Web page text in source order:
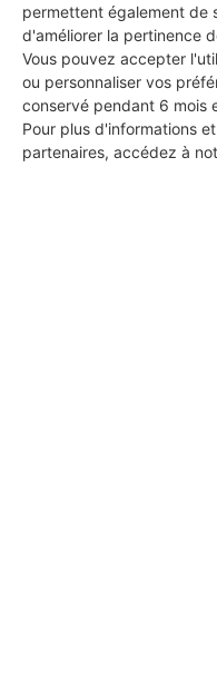
permettent également de
d'améliorer la pertinence
Vous pouvez accepter
ou personnaliser vos
conservé pendant 6 mois
Pour plus d'informations
partenaires, accédez à
Aucun autre